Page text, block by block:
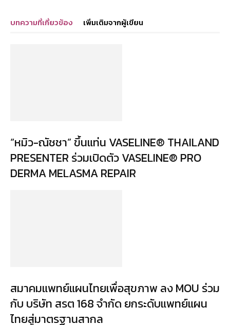
บทความที่เกี่ยวข้อง เพิ่มเติมจากผู้เขียน
“หมิว-ณัชชา” ขึ้นแท่น VASELINE® THAILAND
PRESENTER ร่วมเปิดตัว VASELINE® PRO
DERMA MELASMA REPAIR
สมาคมแพทย์แผนไทยเพื่อสุขภาพ ลง MOU ร่วม
กับ บริษัท สรต 168 จำกัด ยกระดับแพทย์แผน
ไทยสู่มาตรฐานสากล